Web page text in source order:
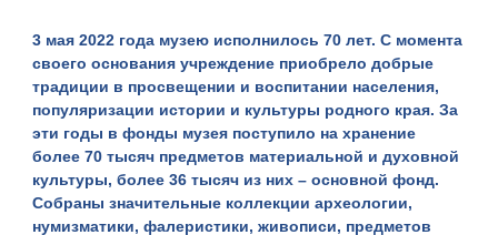
3 мая 2022 года музею исполнилось 70 лет. С момента
своего основания учреждение приобрело добрые
традиции в просвещении и воспитании населения,
популяризации истории и культуры родного края. За
эти годы в фонды музея поступило на хранение
более 70 тысяч предметов материальной и духовной
культуры, более 36 тысяч из них – основной фонд.
Собраны значительные коллекции археологии,
нумизматики, фалеристики, живописи, предметов